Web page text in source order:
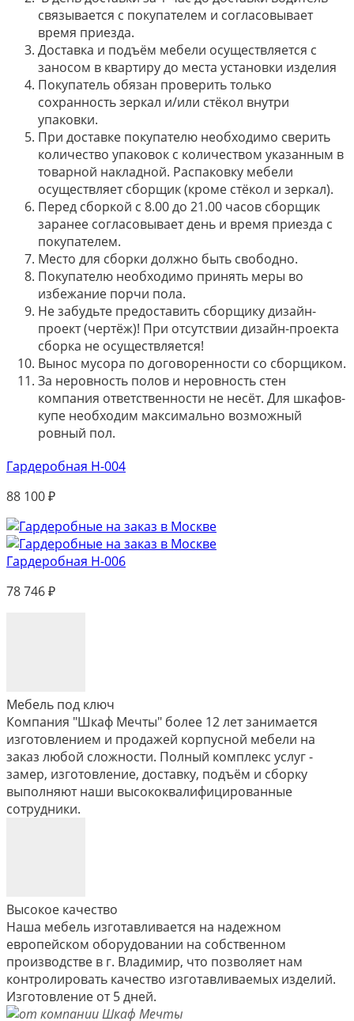
связывается с покупателем и согласовывает
время приезда.
Доставка и подъём мебели осуществляется с
заносом в квартиру до места установки изделия
Покупатель обязан проверить только
сохранность зеркал и/или стёкол внутри
упаковки.
При доставке покупателю необходимо сверить
количество упаковок с количеством указанным в
товарной накладной. Распаковку мебели
осуществляет сборщик (кроме стёкол и зеркал).
Перед сборкой с 8.00 до 21.00 часов сборщик
заранее согласовывает день и время приезда с
покупателем.
Место для сборки должно быть свободно.
Покупателю необходимо принять меры во
избежание порчи пола.
Не забудьте предоставить сборщику дизайн-
проект (чертёж)! При отсутствии дизайн-проекта
сборка не осуществляется!
Вынос мусора по договоренности со сборщиком.
За неровность полов и неровность стен
компания ответственности не несёт. Для шкафов-
купе необходим максимально возможный
ровный пол.
Гардеробная Н-004
88 100₽
Гардеробная Н-006
78 746₽
Мебель под ключ
Компания "Шкаф Мечты" более 12 лет занимается
изготовлением и продажей корпусной мебели на
заказ любой сложности. Полный комплекс услуг -
замер, изготовление, доставку, подъём и сборку
выполняют наши высококвалифицированные
сотрудники.
Высокое качество
Наша мебель изготавливается на надежном
европейском оборудовании на собственном
производстве в г. Владимир, что позволяет нам
контролировать качество изготавливаемых изделий.
Изготовление от 5 дней.